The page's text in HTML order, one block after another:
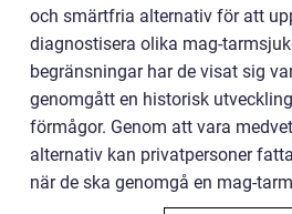
och smärtfria alternativ för att
diagnostisera olika mag-
begränsningar har de visat sig
genomgått en historisk
förmågor. Genom att vara
alternativ kan privatpersoner
när de ska genomgå en mag-